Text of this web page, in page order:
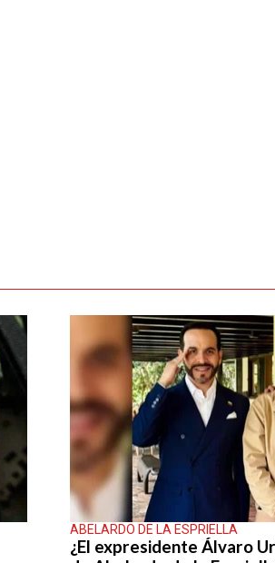
ABELARDO DE LA ESPRIELLA
¿El expresidente Álvaro